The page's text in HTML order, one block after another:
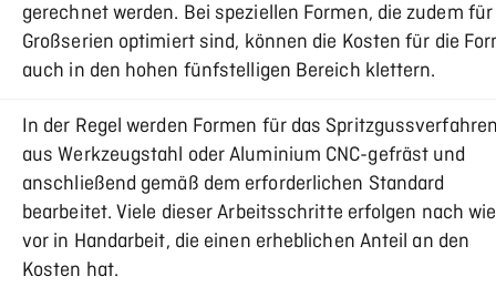
gerechnet werden. Bei speziellen Formen, die zudem für
Großserien optimiert sind, können die Kosten für die
auch in den hohen fünfstelligen Bereich klettern.
In der Regel werden Formen für das
aus Werkzeugstahl oder Aluminium CNC-gefräst und
anschließend gemäß dem erforderlichen Standard
bearbeitet. Viele dieser Arbeitsschritte erfolgen nach wie
vor in Handarbeit, die einen erheblichen Anteil an den
Kosten hat.